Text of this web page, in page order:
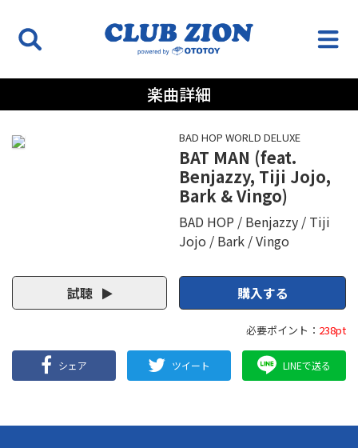
楽曲詳細
BAD HOP WORLD DELUXE
BAT MAN (feat.
Benjazzy, Tiji Jojo,
Bark & Vingo)
BAD HOP Benjazzy
Tiji
Jojo
Bark Vingo
試聴 購入する
必要ポイント： 238pt
シェア ツイート LINEで送る